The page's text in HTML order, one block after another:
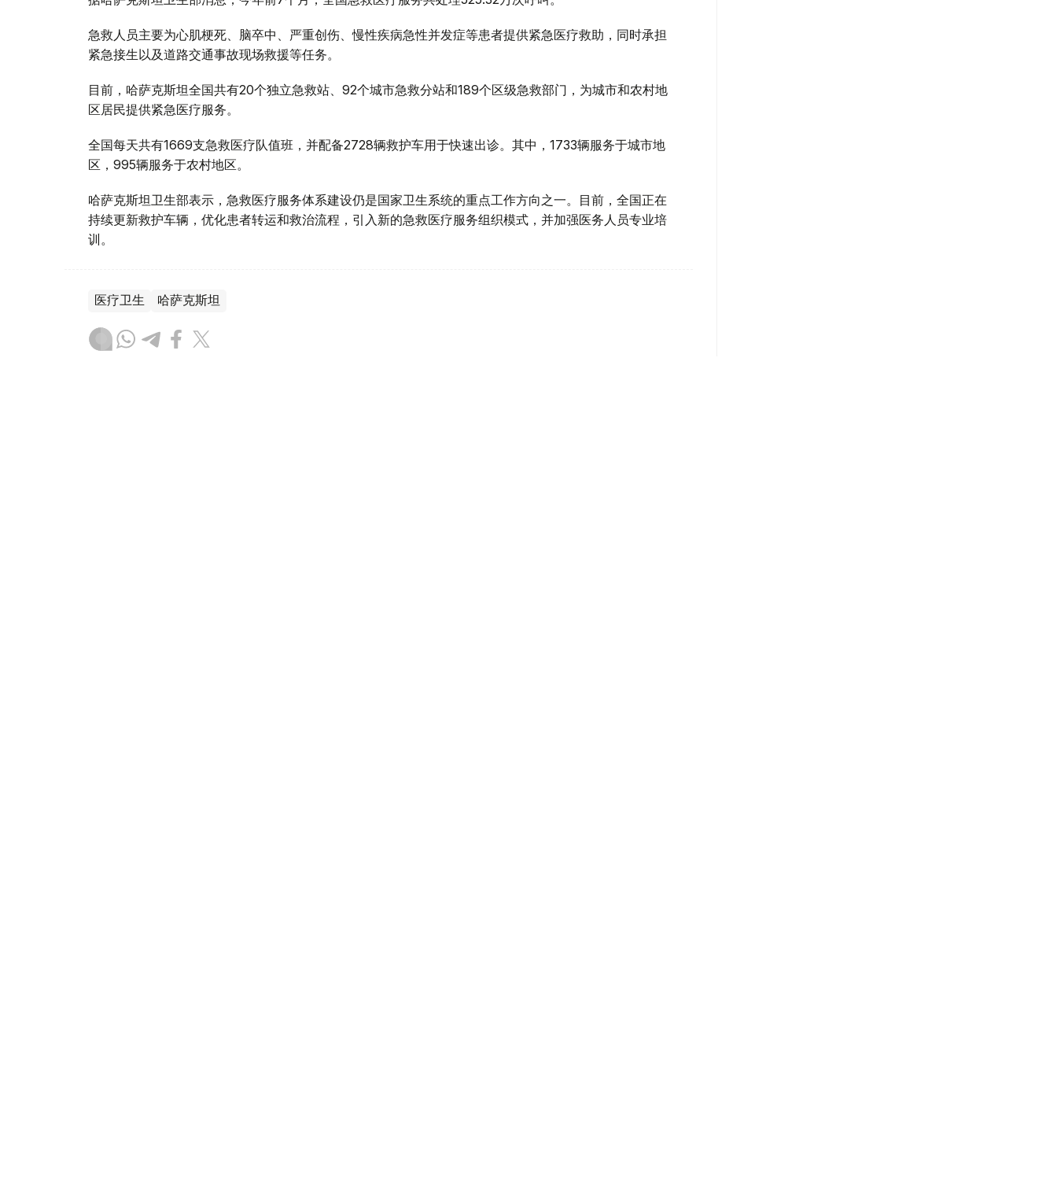
急救人员主要为心肌梗死、脑卒中、严重创伤、慢性疾病急性并发症等患者提供紧急医疗救助，同时承担
紧急接生以及道路交通事故现场救援等任务。
目前，哈萨克斯坦全国共有20个独立急救站、92个城市急救分站和189个区级急救部门，为城市和农村地
区居民提供紧急医疗服务。
全国每天共有1669支急救医疗队值班，并配备2728辆救护车用于快速出诊。其中，1733辆服务于城市地
区，995辆服务于农村地区。
哈萨克斯坦卫生部表示，急救医疗服务体系建设仍是国家卫生系统的重点工作方向之一。目前，全国正在
持续更新救护车辆，优化患者转运和救治流程，引入新的急救医疗服务组织模式，并加强医务人员专业培
训。
医疗卫生 哈萨克斯坦